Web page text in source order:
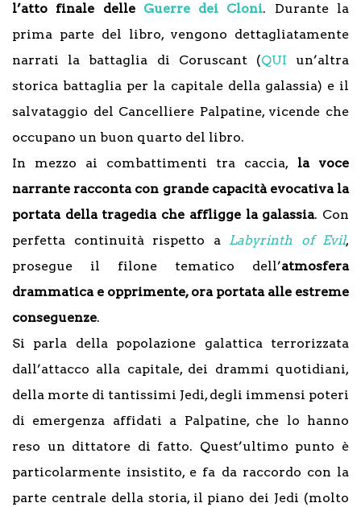
l’atto finale delle Guerre dei Cloni. Durante la
prima parte del libro, vengono dettagliatamente
narrati la battaglia di Coruscant (QUI un’altra
storica battaglia per la capitale della galassia) e il
salvataggio del Cancelliere Palpatine, vicende che
occupano un buon quarto del libro.
In mezzo ai combattimenti tra caccia, la voce
narrante racconta con grande capacità evocativa la
portata della tragedia che affligge la galassia. Con
perfetta continuità rispetto a Labyrinth of Evil,
prosegue il filone tematico dell’atmosfera
drammatica e opprimente, ora portata alle estreme
conseguenze.
Si parla della popolazione galattica terrorizzata
dall’attacco alla capitale, dei drammi quotidiani,
della morte di tantissimi Jedi, degli immensi poteri
di emergenza affidati a Palpatine, che lo hanno
reso un dittatore di fatto. Quest’ultimo punto è
particolarmente insistito, e fa da raccordo con la
parte centrale della storia, il piano dei Jedi (molto